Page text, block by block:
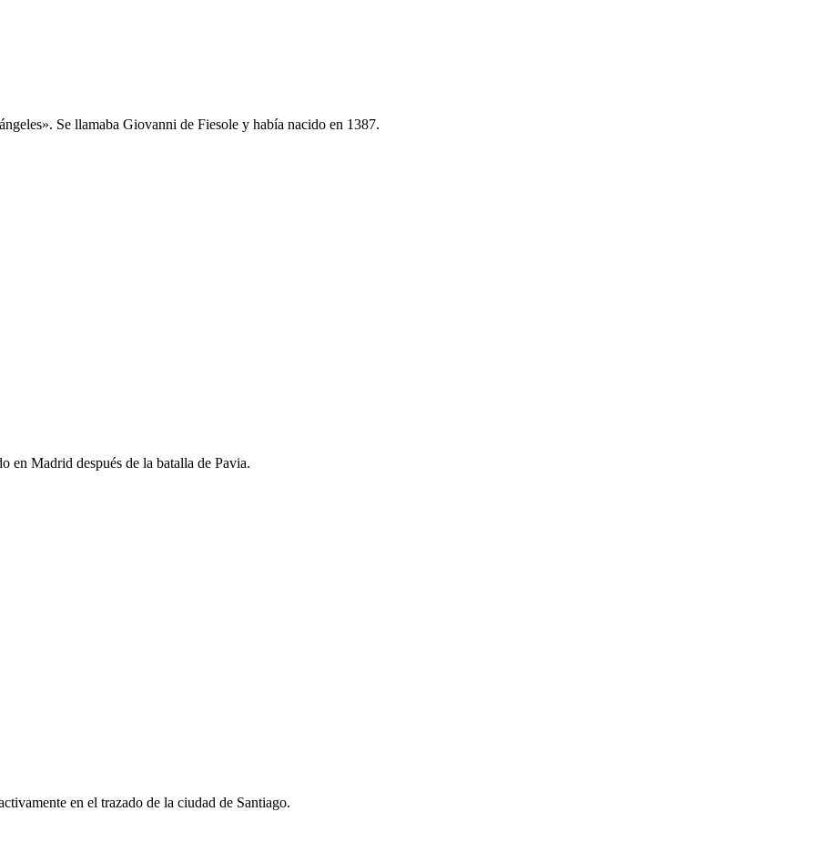
Se llamaba Giovanni de Fiesole y había nacido en 1387.
en Madrid después de la batalla de Pavia.
en el trazado de la ciudad de Santiago.